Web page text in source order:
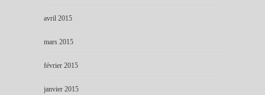
avril 2015
mars 2015
février 2015
janvier 2015